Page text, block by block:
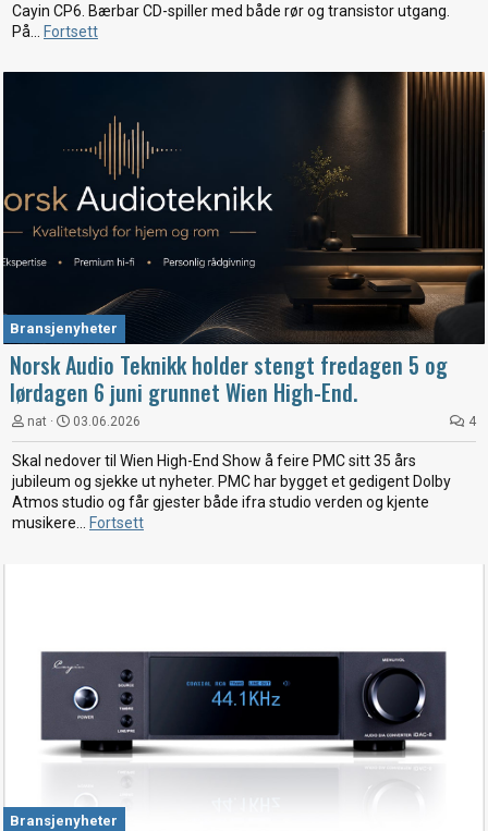
Cayin CP6. Bærbar CD-spiller med både rør og transistor utgang.
På...
Fortsett
Bransjenyheter
Norsk Audio Teknikk holder stengt fredagen 5 og
lørdagen 6 juni grunnet Wien High-End.
nat 03.06.2026 4
Skal nedover til Wien High-End Show å feire PMC sitt 35 års
jubileum og sjekke ut nyheter. PMC har bygget et gedigent Dolby
Atmos studio og får gjester både ifra studio verden og kjente
musikere... Fortsett
Bransjenyheter